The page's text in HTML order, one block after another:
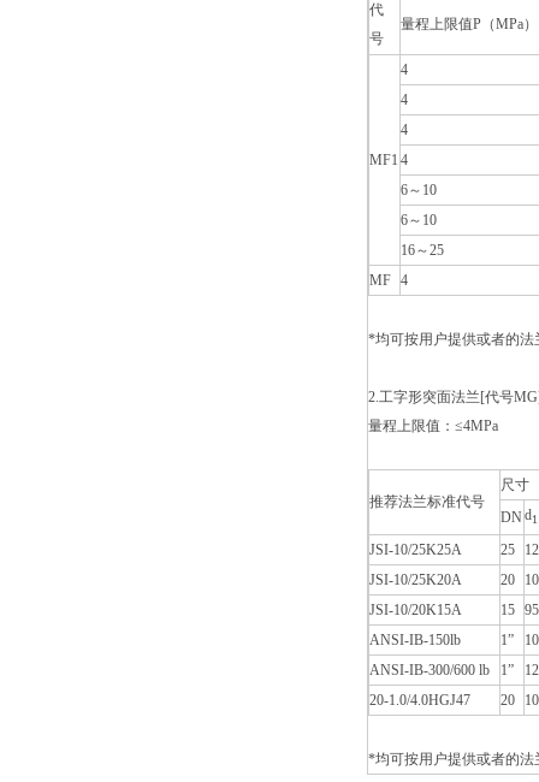
代
号
量程上限值P（MPa）
MF1
4
4
4
4
6～10
6～10
16～25
MF 4
*均可按用户提供或者的法
2.工字形突面法兰[代号
量程上限值：≤4MPa
推荐法兰标准代号
尺寸
DNd1
JSI-10/25K25A 25
JSI-10/25K20A
20
JSI-10/20K15A
15 95
ANSI-IB-150lb
1”
ANSI-IB-300/600 lb
1”
20-1.0/4.0HGJ47
20
*均可按用户提供或者的法